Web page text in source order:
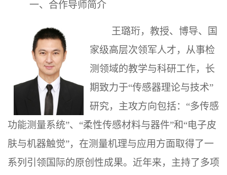
一、合作导师简介
王璐珩，教授、博导、国
家级高层次领军人才，从事检
测领域的教学与科研工作，长
期致力于“传感器理论与技术”
研究，主攻方向包括：“多传感
功能测量系统”、“柔性传感材料与器件”和“电子皮
肤与机器触觉”，在测量机理与应用方面取得了一
系列引领国际的原创性成果。近年来，主持了多项